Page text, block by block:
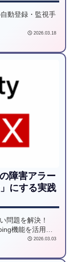
動登録・監視手
2026.03.18
障害アラー
にする実践
問題を解決！
機能を活用
。特定の重要サー
2026.03.03